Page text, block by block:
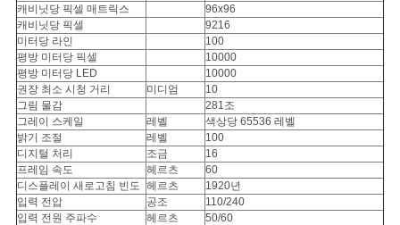
캐비닛당 픽셀 매트릭스
96x96
캐비닛당 픽셀
9216
미터당 라인
100
평방 미터당 픽셀
10000
평방 미터당 LED
10000
권장 최소 시청 거리
미디엄
10
그림 물감
281조
그레이 스케일
레벨
색상당 65536 레벨
밝기 조절
레벨
100
디지털 처리
조금
16
프레임 속도
헤르츠
60
디스플레이 새로고침 빈도 헤르츠
1920년
입력 전압
공조
110/240
입력 전원 주파수
헤르츠
50/60